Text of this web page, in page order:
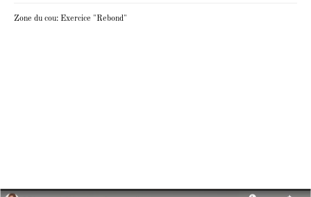
Zone du cou: Exercice "Rebond"